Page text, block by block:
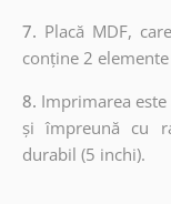
7. Placă MDF,
conține 2
8. Imprimarea
și împreună cu
durabil (5 inchi).